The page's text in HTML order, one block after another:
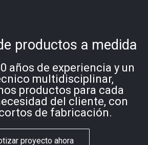
productos a medida
años de experiencia y un
multidisciplinar,
productos para cada
del cliente, con
de fabricación.
proyecto ahora